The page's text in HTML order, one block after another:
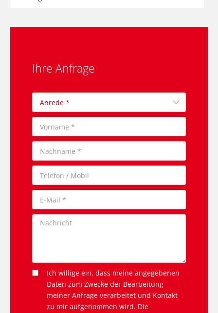
Ihre Anfrage
Ich willige ein, dass meine angegebenen
Daten zum Zwecke der Bearbeitung
meiner Anfrage verarbeitet und Kontakt
zu mir aufgenommen wird. Die